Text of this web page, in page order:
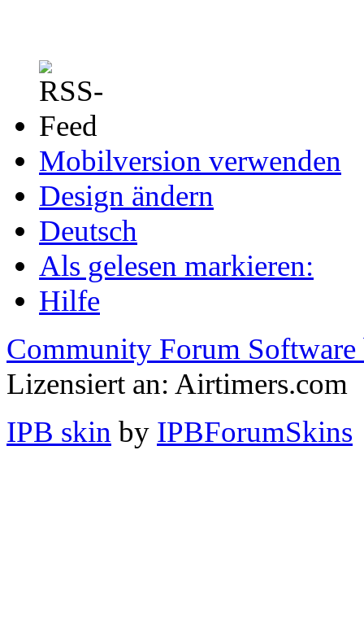
Mobilversion verwenden
Design ändern
Deutsch
Als gelesen markieren:
Hilfe
Community Forum Software
Lizensiert an: Airtimers.com
IPB skin by IPBForumSkins